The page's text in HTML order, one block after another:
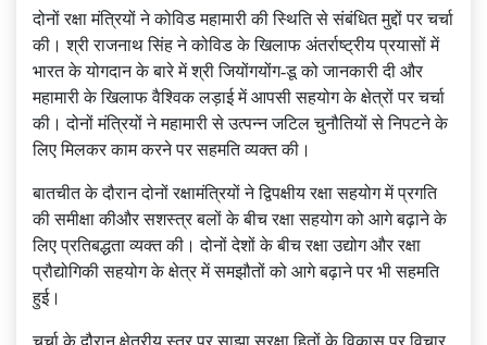
दोनों रक्षा मंत्रियों ने कोविड महामारी की स्थिति से संबंधित मुद्दों पर चर्चा
की। श्री राजनाथ सिंह ने कोविड के खिलाफ अंतर्राष्ट्रीय प्रयासों में
भारत के योगदान के बारे में श्री जियोंगयोंग-डू को जानकारी दी और
महामारी के खिलाफ वैश्विक लड़ाई में आपसी सहयोग के क्षेत्रों पर चर्चा
की। दोनों मंत्रियों ने महामारी से उत्पन्न जटिल चुनौतियों से निपटने के
लिए मिलकर काम करने पर सहमति व्यक्त की।
बातचीत के दौरान दोनों रक्षामंत्रियों ने द्विपक्षीय रक्षा सहयोग में प्रगति
की समीक्षा कीऔर सशस्त्र बलों के बीच रक्षा सहयोग को आगे बढ़ाने के
लिए प्रतिबद्धता व्यक्त की। दोनों देशों के बीच रक्षा उद्योग और रक्षा
प्रौद्योगिकी सहयोग के क्षेत्र में समझौतों को आगे बढ़ाने पर भी सहमति
हुई।